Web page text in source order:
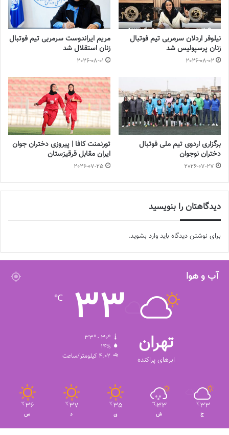
◾️با فوتبالز همراه شوید◾️فوتبالز را در اینستاگرام دنبال کنید
◾️
footballs.women@
برچسب ها تیم ملی فوتبال فوتبال زنان مریم آزمون
نیلوفر اردلان سرمربی تیم فوتبال
زنان پرسپولیس شد
2026-08-02
مریم ایراندوست سرمربی تیم فوتبال
زنان استقلال شد
2026-08-01
برگزاری اردوی تیم ملی فوتبال
دختران نوجوان
2026-07-27
تورنمنت کافا | پیروزی دختران جوان
ایران مقابل قرقیزستان
2026-07-25
دیدگاهتان را بنویسید
برای نوشتن دیدگاه باید وارد بشوید.
آب و هوا
تهران
ابرهای پراکنده
33
℃
33º - 30º
14%
4.02 کیلومتر/ساعت
33
℃
ج
33
℃
ش
35
℃
ی
37
℃
د
36
℃
س